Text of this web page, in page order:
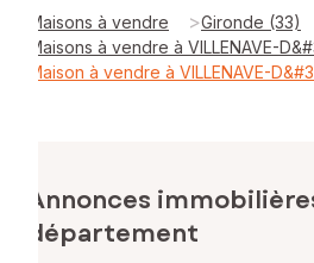
Maisons à vendre >Gironde (33)
Maisons à vendre à VILLENAVE-
Maison à vendre à VILLENAVE-
Annonces
département